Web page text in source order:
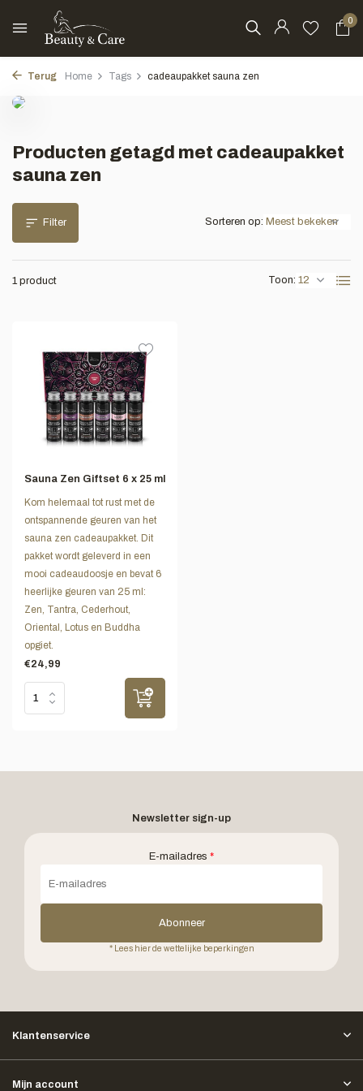
0
Terug Home Tags cadeaupakket sauna zen
Producten getagd met cadeaupakket
sauna zen
Filter
1 product Toon:
Sorteren op:
Sauna Zen Giftset 6 x 25 ml
Kom helemaal tot rust met de
ontspannende geuren van het
sauna zen cadeaupakket. Dit
pakket wordt geleverd in een
mooi cadeaudoosje en bevat 6
heerlijke geuren van 25 ml:
Zen, Tantra, Cederhout,
Oriental, Lotus en Buddha
opgiet.
€24,99
Newsletter sign-up
E-mailadres *
Abonneer
* Lees hier de wettelijke beperkingen
Klantenservice
Mijn account